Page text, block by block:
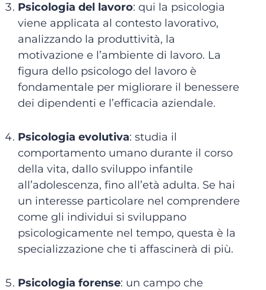
Psicologia del lavoro: qui la psicologia
viene applicata al contesto lavorativo,
analizzando la produttività, la
motivazione e l’ambiente di lavoro. La
figura dello psicologo del lavoro è
fondamentale per migliorare il benessere
dei dipendenti e l’efficacia aziendale.
Psicologia evolutiva: studia il
comportamento umano durante il corso
della vita, dallo sviluppo infantile
all’adolescenza, fino all’età adulta. Se hai
un interesse particolare nel comprendere
come gli individui si sviluppano
psicologicamente nel tempo, questa è la
specializzazione che ti affascinerà di più.
Psicologia forense: un campo che